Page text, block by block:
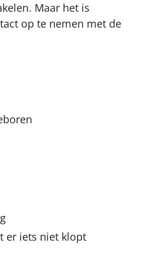
Maar het is
op te nemen met de
er iets niet klopt